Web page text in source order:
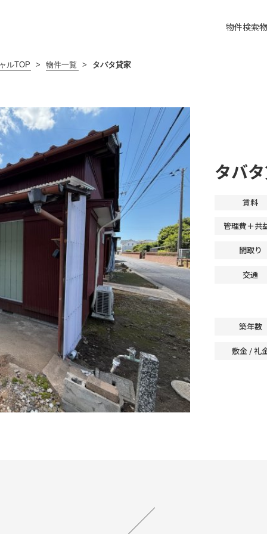
物件検索
ルTOP > 物件一覧 > タバタ貸家
タバ
賃料
管理費＋共
間取り
交通
築年数
敷金 / 礼